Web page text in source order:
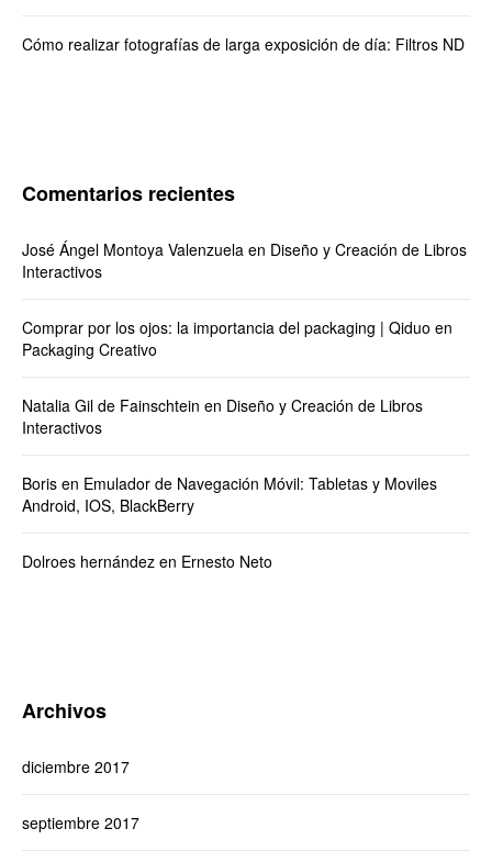
Cómo realizar fotografías de larga exposición de día: Filtros ND
Comentarios recientes
José Ángel Montoya Valenzuela en Diseño y Creación de Libros
Interactivos
Comprar por los ojos: la importancia del packaging | Qiduo en
Packaging Creativo
Natalia Gil de Fainschtein en Diseño y Creación de Libros
Interactivos
Boris en Emulador de Navegación Móvil: Tabletas y Moviles
Android, IOS, BlackBerry
Dolroes hernández en Ernesto Neto
Archivos
diciembre 2017
septiembre 2017